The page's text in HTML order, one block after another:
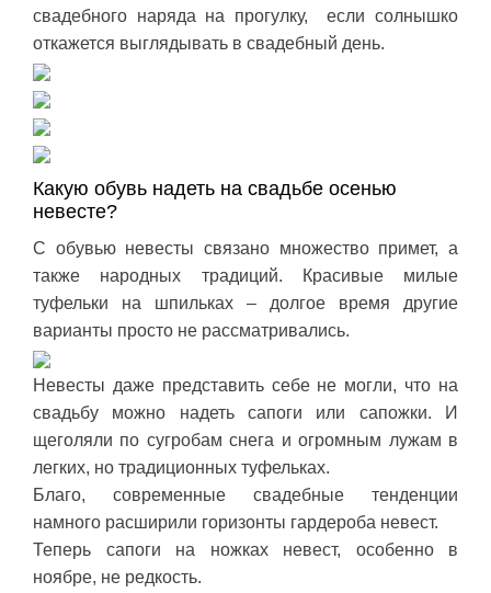
свадебного наряда на прогулку, если солнышко
откажется выглядывать в свадебный день.
Какую обувь надеть на свадьбе осенью
невесте?
С обувью невесты связано множество примет, а
также народных традиций. Красивые милые
туфельки на шпильках – долгое время другие
варианты просто не рассматривались.
Невесты даже представить себе не могли, что на
свадьбу можно надеть сапоги или сапожки. И
щеголяли по сугробам снега и огромным лужам в
легких, но традиционных туфельках.
Благо, современные свадебные тенденции
намного расширили горизонты гардероба невест.
Теперь сапоги на ножках невест, особенно в
ноябре, не редкость.